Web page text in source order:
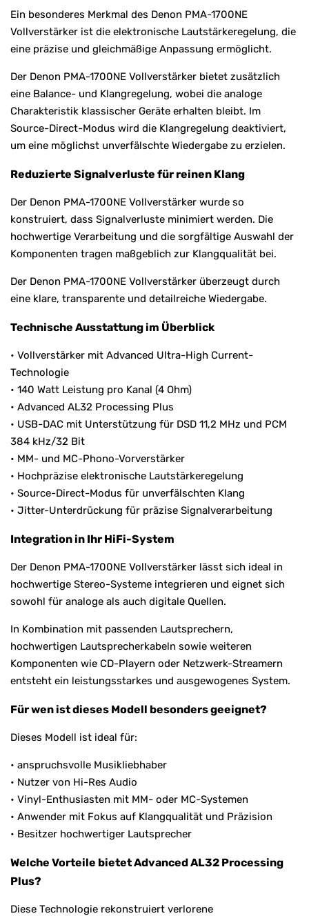
Ein besonderes Merkmal des Denon PMA-1700NE
Vollverstärker ist die elektronische Lautstärkeregelung, die
eine präzise und gleichmäßige Anpassung ermöglicht.
Der Denon PMA-1700NE Vollverstärker bietet zusätzlich
eine Balance- und Klangregelung, wobei die analoge
Charakteristik klassischer Geräte erhalten bleibt. Im
Source-Direct-Modus wird die Klangregelung deaktiviert,
um eine möglichst unverfälschte Wiedergabe zu erzielen.
Reduzierte Signalverluste für reinen Klang
Der Denon PMA-1700NE Vollverstärker wurde so
konstruiert, dass Signalverluste minimiert werden. Die
hochwertige Verarbeitung und die sorgfältige Auswahl der
Komponenten tragen maßgeblich zur Klangqualität bei.
Der Denon PMA-1700NE Vollverstärker überzeugt durch
eine klare, transparente und detailreiche Wiedergabe.
Technische Ausstattung im Überblick
• Vollverstärker mit Advanced Ultra-High Current-
Technologie
• 140 Watt Leistung pro Kanal (4 Ohm)
• Advanced AL32 Processing Plus
• USB-DAC mit Unterstützung für DSD 11,2 MHz und PCM
384 kHz/32 Bit
• MM- und MC-Phono-Vorverstärker
• Hochpräzise elektronische Lautstärkeregelung
• Source-Direct-Modus für unverfälschten Klang
• Jitter-Unterdrückung für präzise Signalverarbeitung
Integration in Ihr HiFi-System
Der Denon PMA-1700NE Vollverstärker lässt sich ideal in
hochwertige Stereo-Systeme integrieren und eignet sich
sowohl für analoge als auch digitale Quellen.
In Kombination mit passenden Lautsprechern,
hochwertigen Lautsprecherkabeln sowie weiteren
Komponenten wie CD-Playern oder Netzwerk-Streamern
entsteht ein leistungsstarkes und ausgewogenes System.
Für wen ist dieses Modell besonders geeignet?
Dieses Modell ist ideal für:
• anspruchsvolle Musikliebhaber
• Nutzer von Hi-Res Audio
• Vinyl-Enthusiasten mit MM- oder MC-Systemen
• Anwender mit Fokus auf Klangqualität und Präzision
• Besitzer hochwertiger Lautsprecher
Welche Vorteile bietet Advanced AL32 Processing
Plus?
Diese Technologie rekonstruiert verlorene